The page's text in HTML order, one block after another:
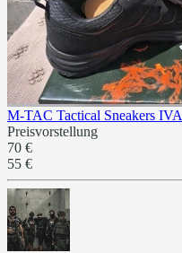
M-TAC Tactical Sneakers IVA
Preisvorstellung
70 €
55 €